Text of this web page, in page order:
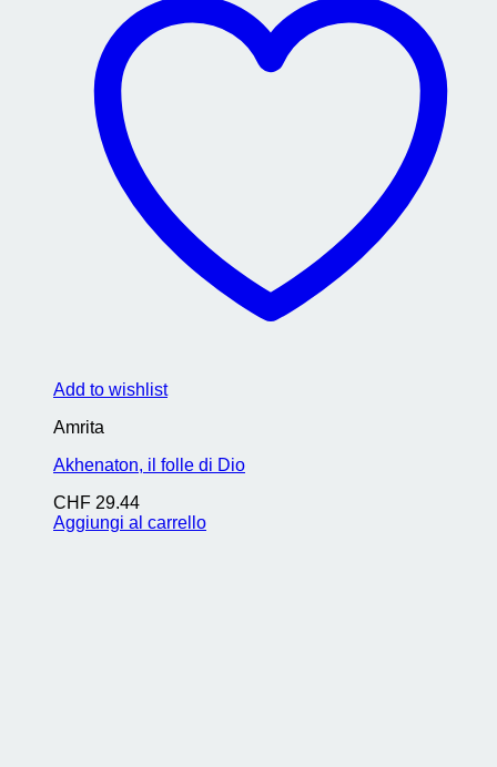
Add to wishlist
Amrita
Akhenaton, il folle di Dio
CHF 29.44
Aggiungi al carrello